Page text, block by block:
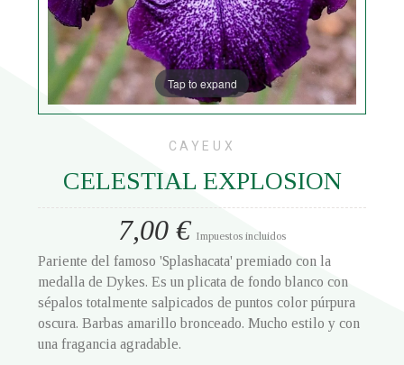
Tap to expand
CAYEUX
CELESTIAL EXPLOSION
7,00 € Impuestos incluidos
Pariente del famoso 'Splashacata' premiado con la
medalla de Dykes. Es un plicata de fondo blanco con
sépalos totalmente salpicados de puntos color púrpura
oscura. Barbas amarillo bronceado. Mucho estilo y con
una fragancia agradable.